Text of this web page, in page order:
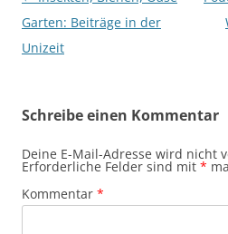
Garten: Beiträge in der
Unizeit
Schreibe einen Kommentar
Deine E-Mail-Adresse wird nicht
Erforderliche Felder sind mit *
Kommentar *